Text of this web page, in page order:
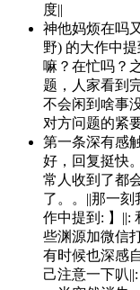
度||
神他妈烦在吗
野) 的大作中
嘛？在忙吗？
题，人家看到
不会闲到啥事
对方问题的紧
第一条深有感
好，回复挺快
常人收到了都
了。。||那一刻
作中提到: 】||:
些渊源加微信
有时候也深感
己注意一下叭